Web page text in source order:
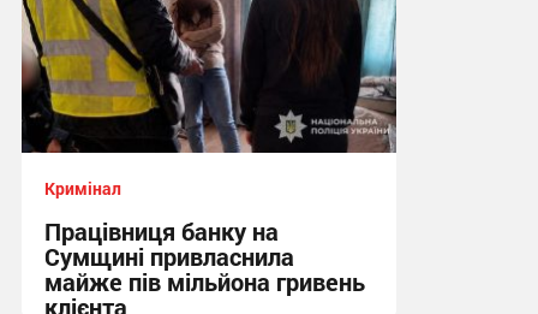
Кримінал
Працівниця банку на
Сумщині привласнила
майже пів мільйона гривень
клієнта